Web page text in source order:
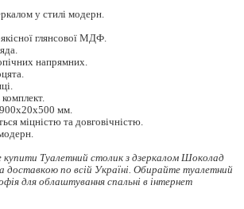
у стилі модерн.
глянсової МДФ.
напрямних.
мм.
міцністю та довговічністю.
Туалетний столик з дзеркалом Шоколад
доставкою по всій Україні. Обирайте туалетний
для облаштування спальні в інтернет